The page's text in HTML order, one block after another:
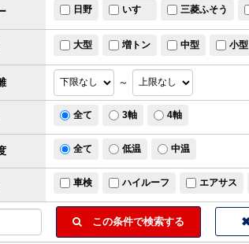
大型 増トン 中型 小型
この条件で検索する
日野 いすゞ 三菱ふそう
～
全て 3軸 4軸
全て 低温 中温
車検 ハイルーフ エアサス